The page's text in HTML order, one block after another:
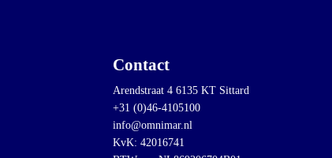
Contact
Arendstraat 4 6135 KT Sittard
+31 (0)46-4105100
info@omnimar.nl
KvK: 42016741